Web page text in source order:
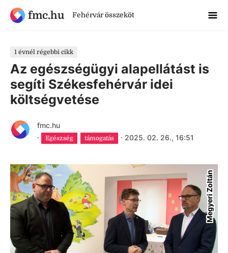
fmc.hu Fehérvár összeköt
1 évnél régebbi cikk
Az egészségügyi alapellátást is
segíti Székesfehérvár idei
költségvetése
fmc.hu
·
Egészség támogatás · 2025. 02. 26., 16:51
Megyeri Zoltán